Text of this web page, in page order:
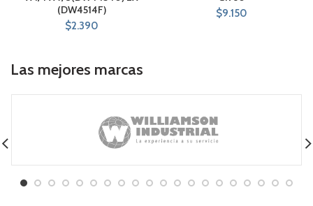
(DW4514F)
$2.390
$9.150
Las mejores marcas